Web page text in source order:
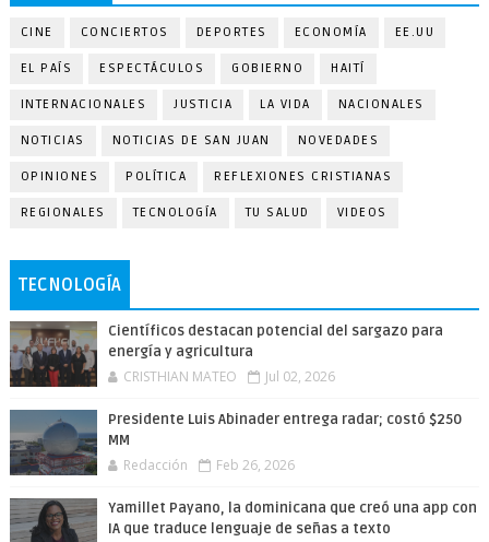
CINE CONCIERTOS DEPORTES ECONOMÍA EE.UU
EL PAÍS ESPECTÁCULOS GOBIERNO HAITÍ
INTERNACIONALES JUSTICIA LA VIDA NACIONALES
NOTICIAS NOTICIAS DE SAN JUAN NOVEDADES
OPINIONES POLÍTICA REFLEXIONES CRISTIANAS
REGIONALES TECNOLOGÍA TU SALUD VIDEOS
TECNOLOGÍA
Científicos destacan potencial del sargazo para
energía y agricultura
CRISTHIAN MATEO Jul 02, 2026
Presidente Luis Abinader entrega radar; costó $250
MM
Redacción Feb 26, 2026
Yamillet Payano, la dominicana que creó una app con
IA que traduce lenguaje de señas a texto